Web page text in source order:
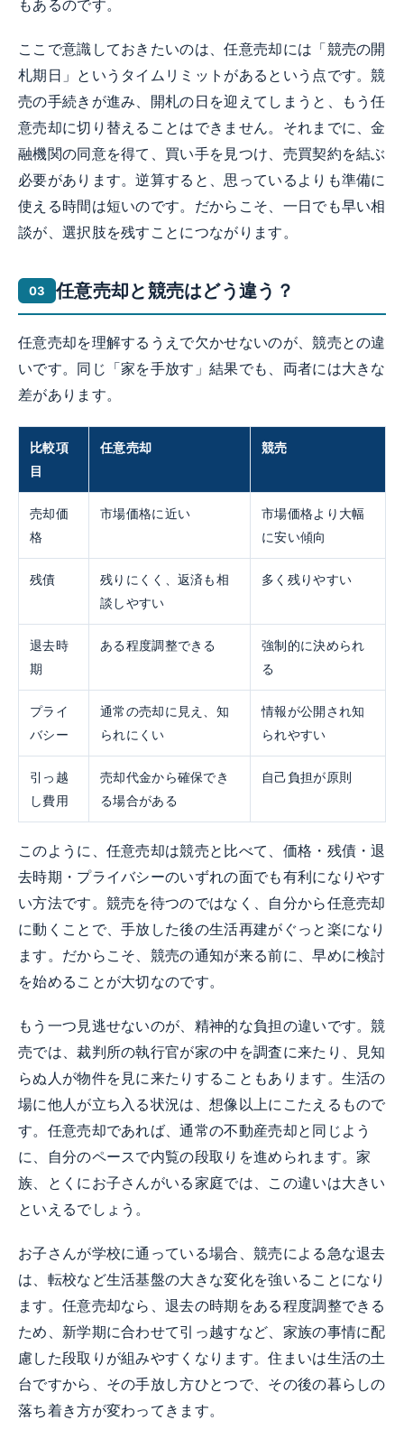
もあるのです。
ここで意識しておきたいのは、任意売却には「競売の開
札期日」というタイムリミットがあるという点です。競
売の手続きが進み、開札の日を迎えてしまうと、もう任
意売却に切り替えることはできません。それまでに、金
融機関の同意を得て、買い手を見つけ、売買契約を結ぶ
必要があります。逆算すると、思っているよりも準備に
使える時間は短いのです。だからこそ、一日でも早い相
談が、選択肢を残すことにつながります。
任意売却と競売はどう違う？
任意売却を理解するうえで欠かせないのが、競売との違
いです。同じ「家を手放す」結果でも、両者には大きな
差があります。
比較項
目
任意売却 競売
売却価
格
市場価格に近い
市場価格より大幅
に安い傾向
残債
残りにくく、返済も相
談しやすい
多く残りやすい
退去時
期
ある程度調整できる
強制的に決められ
る
プライ
バシー
通常の売却に見え、知
られにくい
情報が公開され知
られやすい
引っ越
し費用
売却代金から確保でき
る場合がある
自己負担が原則
このように、任意売却は競売と比べて、価格・残債・退
去時期・プライバシーのいずれの面でも有利になりやす
い方法です。競売を待つのではなく、自分から任意売却
に動くことで、手放した後の生活再建がぐっと楽になり
ます。だからこそ、競売の通知が来る前に、早めに検討
を始めることが大切なのです。
もう一つ見逃せないのが、精神的な負担の違いです。競
売では、裁判所の執行官が家の中を調査に来たり、見知
らぬ人が物件を見に来たりすることもあります。生活の
場に他人が立ち入る状況は、想像以上にこたえるもので
す。任意売却であれば、通常の不動産売却と同じよう
に、自分のペースで内覧の段取りを進められます。家
族、とくにお子さんがいる家庭では、この違いは大きい
といえるでしょう。
お子さんが学校に通っている場合、競売による急な退去
は、転校など生活基盤の大きな変化を強いることになり
ます。任意売却なら、退去の時期をある程度調整できる
ため、新学期に合わせて引っ越すなど、家族の事情に配
慮した段取りが組みやすくなります。住まいは生活の土
台ですから、その手放し方ひとつで、その後の暮らしの
落ち着き方が変わってきます。